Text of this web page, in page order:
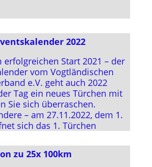
2022
erfolgreichen Start 2021 – der
vom Vogtländischen
e.V. geht auch 2022
Tag ein neues Türchen mit
Sie sich überraschen.
– am 27.11.2022, dem 1.
sich das 1. Türchen
zu 25x 100km